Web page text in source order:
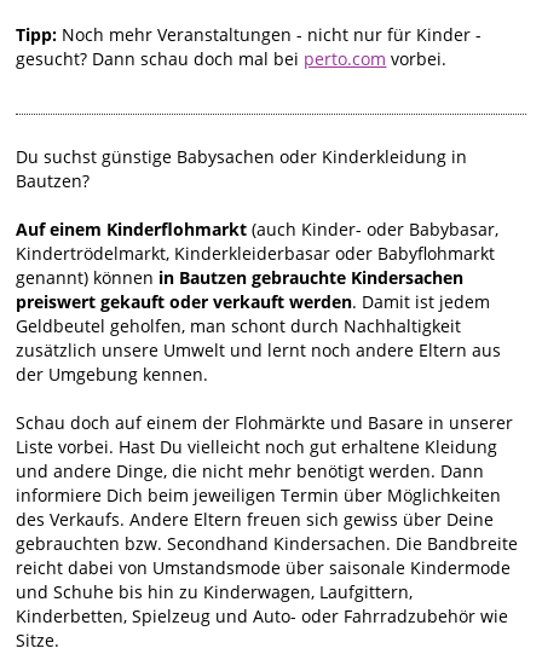
Tipp: Noch mehr Veranstaltungen - nicht nur für Kinder -
gesucht? Dann schau doch mal bei perto.com vorbei.
Du suchst günstige Babysachen oder Kinderkleidung in
Bautzen?
Auf einem Kinderflohmarkt (auch Kinder- oder Babybasar,
Kindertrödelmarkt, Kinderkleiderbasar oder Babyflohmarkt
genannt) können in Bautzen gebrauchte Kindersachen
preiswert gekauft oder verkauft werden. Damit ist jedem
Geldbeutel geholfen, man schont durch Nachhaltigkeit
zusätzlich unsere Umwelt und lernt noch andere Eltern aus
der Umgebung kennen.
Schau doch auf einem der Flohmärkte und Basare in unserer
Liste vorbei. Hast Du vielleicht noch gut erhaltene Kleidung
und andere Dinge, die nicht mehr benötigt werden. Dann
informiere Dich beim jeweiligen Termin über Möglichkeiten
des Verkaufs. Andere Eltern freuen sich gewiss über Deine
gebrauchten bzw. Secondhand Kindersachen. Die Bandbreite
reicht dabei von Umstandsmode über saisonale Kindermode
und Schuhe bis hin zu Kinderwagen, Laufgittern,
Kinderbetten, Spielzeug und Auto- oder Fahrradzubehör wie
Sitze.